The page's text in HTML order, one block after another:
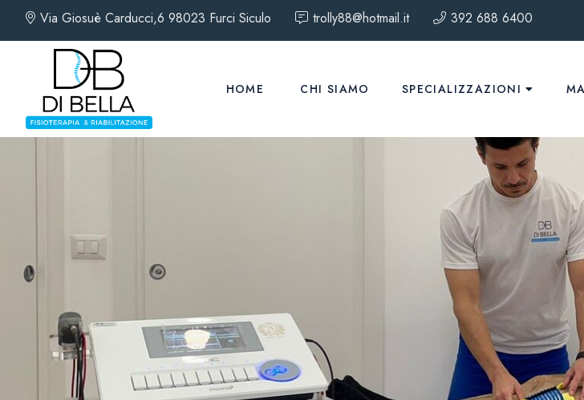
Via Giosuè Carducci,6 98023 Furci Siculo trolly88@hotmail.it 392 688 6400
HOME CHI SIAMO SPECIALIZZAZIONI